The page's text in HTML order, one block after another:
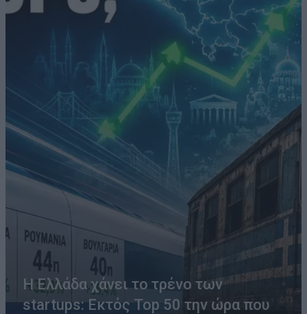
Η Ελλάδα χάνει το τρένο των
startups: Εκτός Top 50 την ώρα που